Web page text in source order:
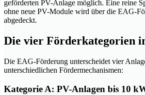
geförderten PV-Anlage möglich. Eine reine
ohne neue PV-Module wird über die EAG-
abgedeckt.
Die vier Förderkategorien
Die EAG-Förderung unterscheidet vier
unterschiedlichen Fördermechanismen:
Kategorie A: PV-Anlagen bis 10